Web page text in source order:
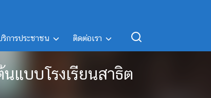
ริการประชาชน ติดต่อเรา
แบบโรงเรียนสาธิต